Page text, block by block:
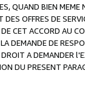
QUAND BIEN
OFFRES DE
CET ACCORD AU
DEMANDE DE
A DEMANDER
DU PRESENT